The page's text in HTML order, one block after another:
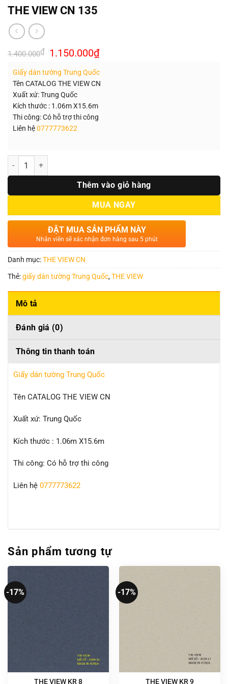
THE VIEW CN 135
1.400.000₫ Giá
gốc
1.400.000₫.
1.150.000₫Giá
hiện
là:
1.150.000₫.
Giấy dán tường Trung Quốc
Tên CATALOG THE VIEW CN
Xuất xứ: Trung Quốc
Kích thước : 1.06m X15.6m
Thi công: Có hỗ trợ thi công
Liên hệ0777773622
Số lượng
Thêm vào giỏ hàng
MUA NGAY
ĐẶT MUA SẢN PHẨM NÀY
Nhân viên sẽ xác nhận đơn hàng sau 5 phút
Danh mục:THE VIEW CN
Thẻ:giấy dán tường Trung Quốc,THE VIEW
Mô tả
Đánh giá (0)
Thông tin thanh toán
Giấy dán tường Trung Quốc
Tên CATALOG THE VIEW CN
Xuất xứ: Trung Quốc
Kích thước : 1.06m X15.6m
Thi công: Có hỗ trợ thi công
Liên hệ 0777773622
Sản phẩm tương tự
-17%
THE VIEW KR 8
-17%
THE VIEW KR 9